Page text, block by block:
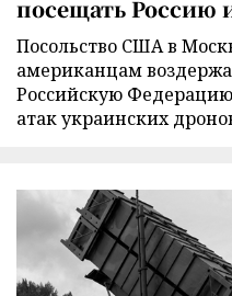
посещать Россию
Посольство США в
американцам
Российскую
атак украинских